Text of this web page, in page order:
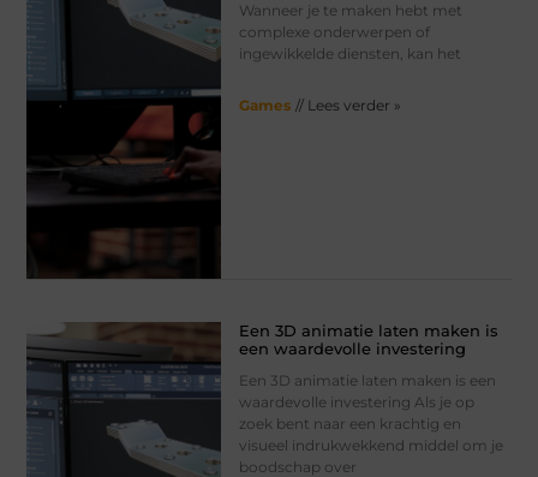
Wanneer je te maken hebt met
complexe onderwerpen of
ingewikkelde diensten, kan het
Games // Lees verder »
Een 3D animatie laten maken is
een waardevolle investering
Een 3D animatie laten maken is een
waardevolle investering Als je op
zoek bent naar een krachtig en
visueel indrukwekkend middel om je
boodschap over